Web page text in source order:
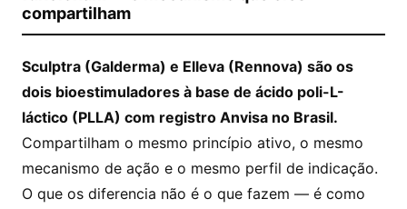
compartilham
Sculptra (Galderma) e Elleva (Rennova) são os
dois bioestimuladores à base de ácido poli-L-
láctico (PLLA) com registro Anvisa no Brasil.
Compartilham o mesmo princípio ativo, o mesmo
mecanismo de ação e o mesmo perfil de indicação.
O que os diferencia não é o que fazem — é como